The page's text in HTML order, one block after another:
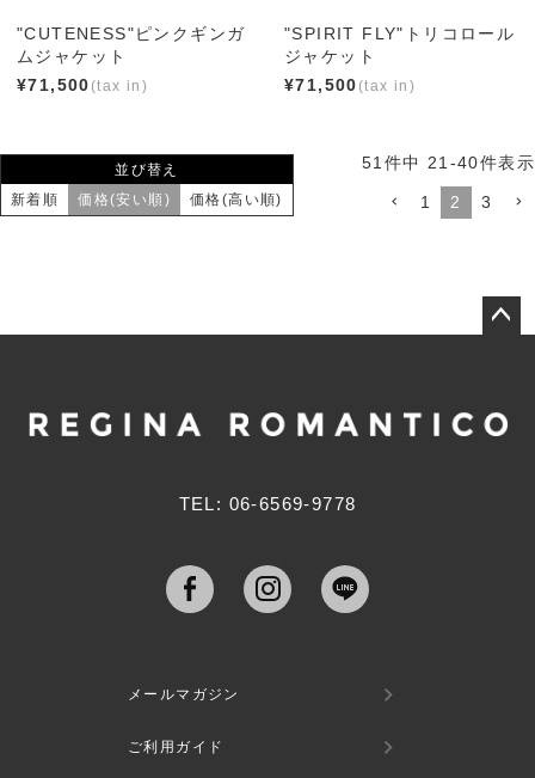
"CUTENESS"ピンクギンガ
ムジャケット
¥71,500
"SPIRIT FLY"トリコロール
ジャケット
¥71,500
並び替え
新着順
価格(安い順) 価格(高い順)
51 件中 21 -40件表示
1 2 3
へ
TEL: 06-6569-9778
メールマガジン
ご利用ガイド